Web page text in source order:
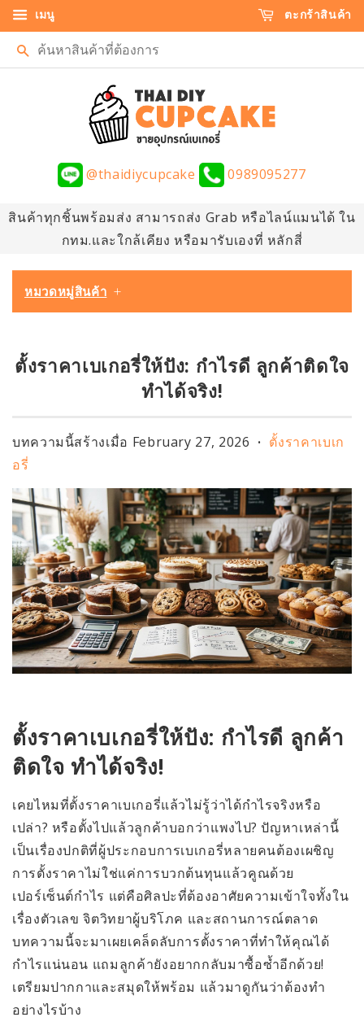
เมนู ตะกร้าสินค้า
ค้นหา
@thaidiycupcake 0989095277
สินค้าทุกชิ้นพร้อมส่ง สามารถส่ง Grab หรือไลน์แมนได้ ใน
กทม.และใกล้เคียง หรือมารับเองที่ หลักสี่
หมวดหมู่สินค้า
ตั้งราคาเบเกอรี่ให้ปัง: กำไรดี ลูกค้าติดใจ
ทำได้จริง!
บทความนี้สร้างเมื่อ February 27, 2026 •
ตั้งราคาเบเก
อรี่
ตั้งราคาเบเกอรี่ให้ปัง: กำไรดี ลูกค้า
ติดใจ ทำได้จริง!
เคยไหมที่ตั้งราคาเบเกอรี่แล้วไม่รู้ว่าได้กำไรจริงหรือ
เปล่า? หรือตั้งไปแล้วลูกค้าบอกว่าแพงไป? ปัญหาเหล่านี้
เป็นเรื่องปกติที่ผู้ประกอบการเบเกอรี่หลายคนต้องเผชิญ
การตั้งราคาไม่ใช่แค่การบวกต้นทุนแล้วคูณด้วย
เปอร์เซ็นต์กำไร แต่คือศิลปะที่ต้องอาศัยความเข้าใจทั้งใน
เรื่องตัวเลข จิตวิทยาผู้บริโภค และสถานการณ์ตลาด
บทความนี้จะมาเผยเคล็ดลับการตั้งราคาที่ทำให้คุณได้
กำไรแน่นอน แถมลูกค้ายังอยากกลับมาซื้อซ้ำอีกด้วย!
เตรียมปากกาและสมุดให้พร้อม แล้วมาดูกันว่าต้องทำ
อย่างไรบ้าง